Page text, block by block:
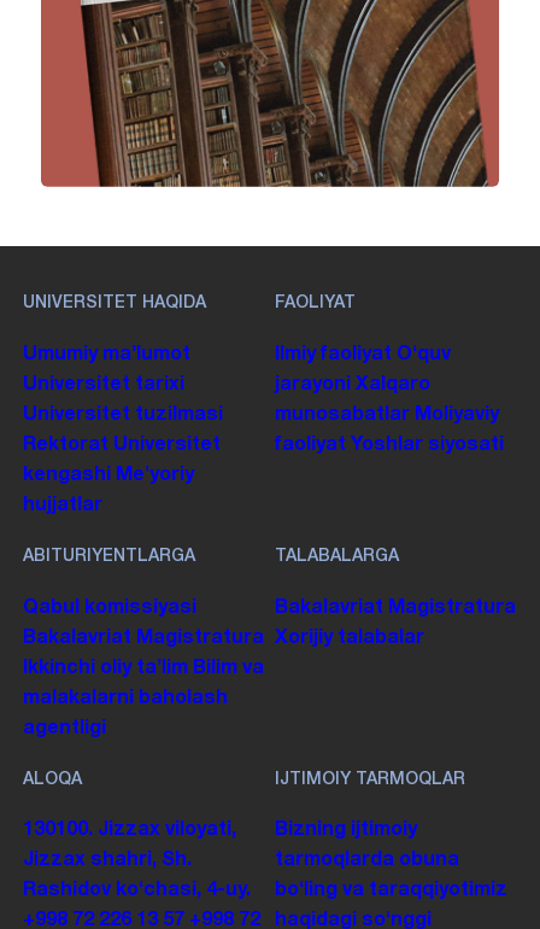
UNIVERSITET HAQIDA
Umumiy maʼlumot
Universitet tarixi
Universitet tuzilmasi
Rektorat Universitet
kengashi Me'yoriy
hujjatlar
FAOLIYAT
Ilmiy faoliyat Oʻquv
jarayoni Xalqaro
munosabatlar Moliyaviy
faoliyat Yoshlar siyosati
ABITURIYENTLARGA
Qabul komissiyasi
Bakalavriat Magistratura
Ikkinchi oliy taʼlim Bilim va
malakalarni baholash
agentligi
TALABALARGA
Bakalavriat Magistratura
Xorijiy talabalar
ALOQA
130100. Jizzax viloyati,
Jizzax shahri, Sh.
Rashidov koʻchasi, 4-uy.
+998 72 226 13 57 +998 72
IJTIMOIY TARMOQLAR
Bizning ijtimoiy
tarmoqlarda obuna
boʻling va taraqqiyotimiz
haqidagi soʻnggi